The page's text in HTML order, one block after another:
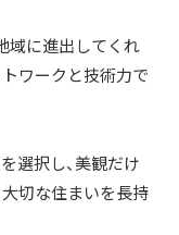
域に進出してくれ
ワークと技術力で
選択し、美観だけ
切な住まいを長持